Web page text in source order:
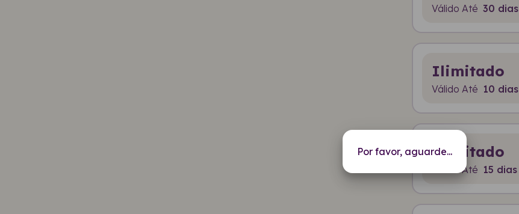
Por favor, aguarde...
Válido Até 30 dias
Ilimitado
Válido Até 10 dias
Ilimitado
Válido Até 15 dias